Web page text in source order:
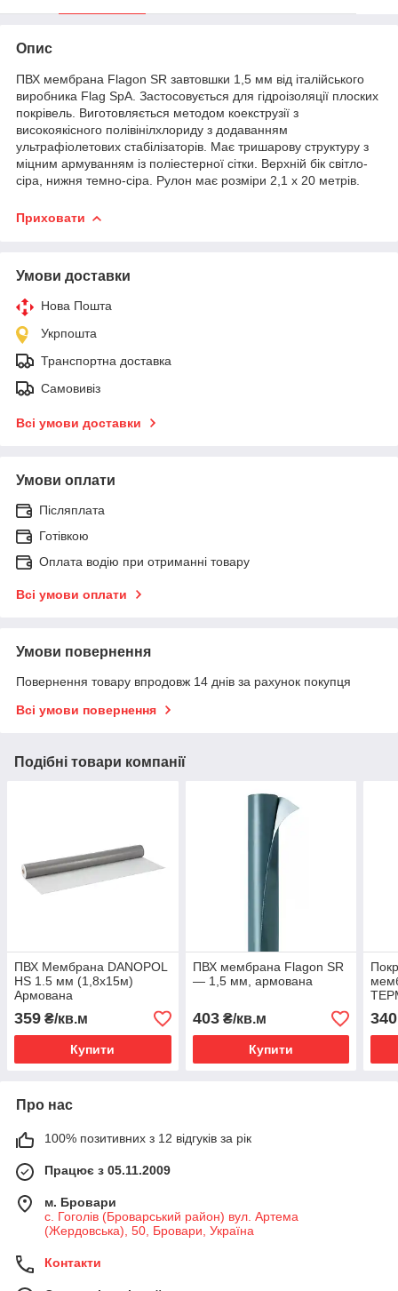
Опис
ПВХ мембрана Flagon SR завтовшки 1,5 мм від італійського
виробника Flag SpA. Застосовується для гідроізоляції плоских
покрівель. Виготовляється методом коекструзії з
високоякісного полівінілхлориду з додаванням
ультрафіолетових стабілізаторів. Має тришарову структуру з
міцним армуванням із поліестерної сітки. Верхній бік світло-
сіра, нижня темно-сіра. Рулон має розміри 2,1 х 20 метрів.
Приховати
Умови доставки
Нова Пошта
Укрпошта
Транспортна доставка
Самовивіз
Всі умови доставки
Умови оплати
Післяплата
Готівкою
Оплата водію при отриманні товару
Всі умови оплати
Умови повернення
Повернення товару впродовж 14 днів за рахунок покупця
Всі умови повернення
Подібні товари компанії
ПВХ Мембрана DANOPOL
HS 1.5 мм (1,8х15м)
Армована
359 ₴/кв.м
Купити
ПВХ мембрана Flagon SR
— 1,5 мм, армована
403₴/кв.м
Купити
340
Про нас
100% позитивних з 12 відгуків за рік
Працює з 05.11.2009
м. Бровари
с. Гоголів (Броварський район) вул. Артема
(Жердовська), 50, Бровари, Україна
Контакти